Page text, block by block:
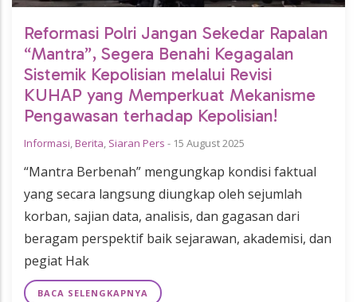
Reformasi Polri Jangan Sekedar Rapalan
“Mantra”, Segera Benahi Kegagalan
Sistemik Kepolisian melalui Revisi
KUHAP yang Memperkuat Mekanisme
Pengawasan terhadap Kepolisian!
Informasi,Berita, Siaran Pers - 15 August 2025
“Mantra Berbenah” mengungkap kondisi faktual
yang secara langsung diungkap oleh sejumlah
korban, sajian data, analisis, dan gagasan dari
beragam perspektif baik sejarawan, akademisi, dan
pegiat Hak
BACA SELENGKAPNYA